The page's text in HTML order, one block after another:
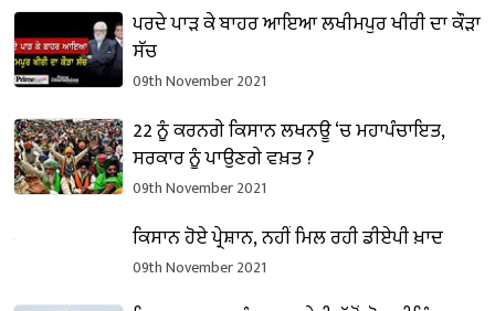
ਪਰਦੇ ਪਾੜ ਕੇ ਬਾਹਰ ਆਇਆ ਲਖੀਮਪੁਰ ਖੀਰੀ ਦਾ ਕੌੜਾ
ਸੱਚ
09th November 2021
22 ਨੂੰ ਕਰਨਗੇ ਕਿਸਾਨ ਲਖਨਊ ‘ਚ ਮਹਾਪੰਚਾਇਤ,
ਸਰਕਾਰ ਨੂੰ ਪਾਉਣਗੇ ਵਖ਼ਤ ?
09th November 2021
ਕਿਸਾਨ ਹੋਏ ਪ੍ਰੇਸ਼ਾਨ, ਨਹੀਂ ਮਿਲ ਰਹੀ ਡੀਏਪੀ ਖ਼ਾਦ
09th November 2021